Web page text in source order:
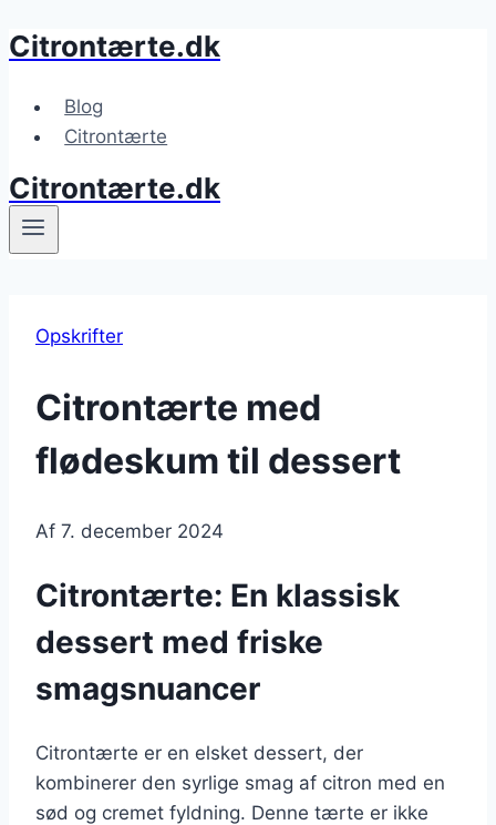
Fortsæt
indhold
Citrontærte.dk
Blog
Citrontærte
Citrontærte.dk
Opskrifter
Citrontærte med
flødeskum til dessert
Af 7. december 2024
Citrontærte: En klassisk
dessert med friske
smagsnuancer
Citrontærte er en elsket dessert, der
kombinerer den syrlige smag af citron med en
sød og cremet fyldning. Denne tærte er ikke